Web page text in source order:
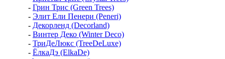
- Грин Трис (Green Trees)
- Элит Ели Пенери (Peneri)
- Декорленд (Decorland)
- Винтер Деко (Winter Deco)
- ТриДеЛюкс (TreeDeLuxe)
- ЁлкаДэ (ElkaDe)